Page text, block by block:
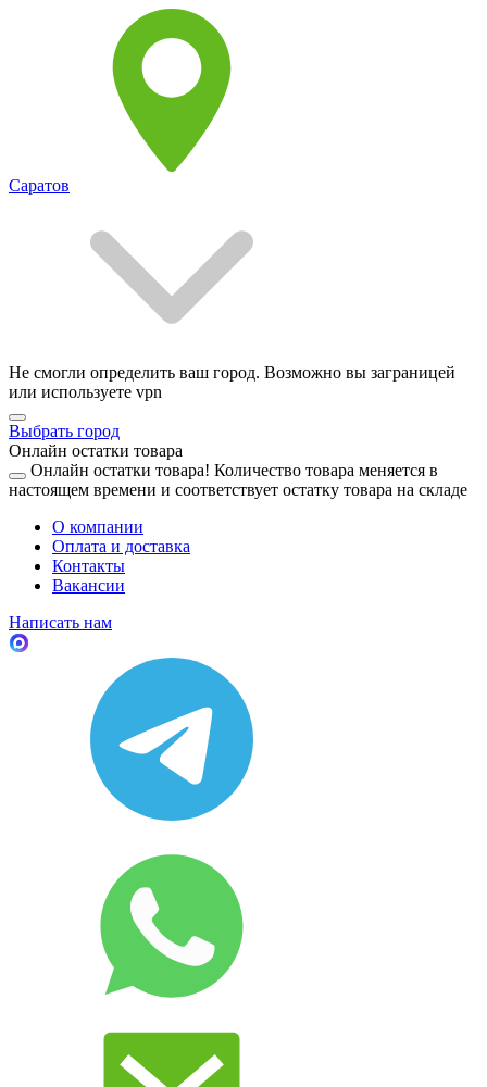
Саратов
Не смогли определить ваш город. Возможно вы заграницей
или используете vpn
Выбрать город
Онлайн остатки товара
Онлайн остатки товара! Количество товара меняется в
настоящем времени и соответствует остатку товара на складе
О компании
Оплата и доставка
Контакты
Вакансии
Написать нам